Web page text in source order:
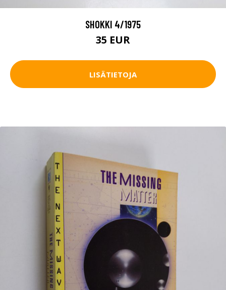
SHOKKI 4/1975
35 EUR
LISÄTIETOJA